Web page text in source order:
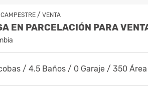
/ VENTA
/ 4.5 Baños / 0 Garaje / 350 Área